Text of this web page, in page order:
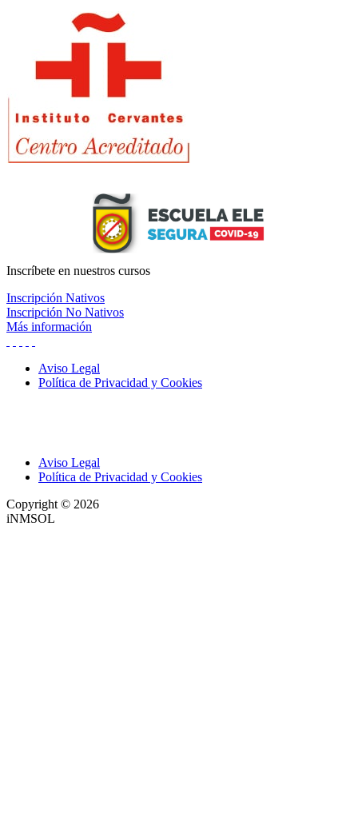
principal
Inscríbete en nuestros cursos
Inscripción Nativos
Inscripción No Nativos
Más información
Aviso Legal
Política de Privacidad y Cookies
Aviso Legal
Política de Privacidad y Cookies
Copyright © 2026
iNMSOL